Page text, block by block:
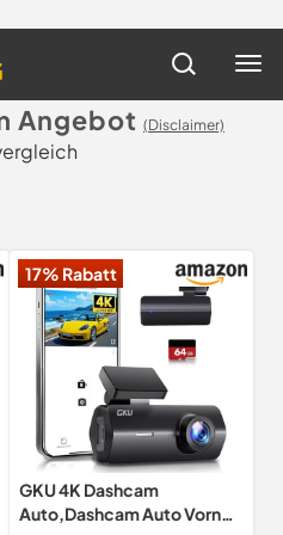
Angebot (Disclaimer)
17% Rabatt
GKU 4K Dashcam
Auto,Dashcam Auto Vorne,